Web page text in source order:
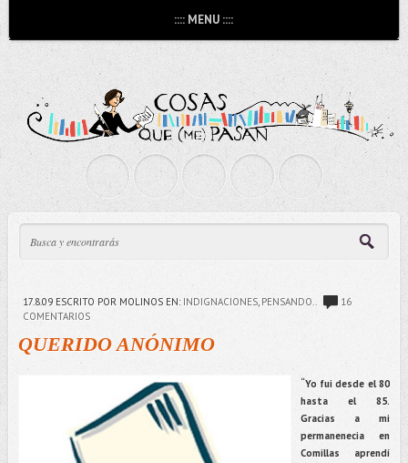
:::: MENU ::::
17.8.09ESCRITO POR MOLINOS EN: INDIGNACIONES, PENSANDO..
16
COMENTARIOS
QUERIDO ANÓNIMO
“Yo fui desde el 80
hasta el 85.
Gracias a mi
permanenecia en
Comillas aprendí